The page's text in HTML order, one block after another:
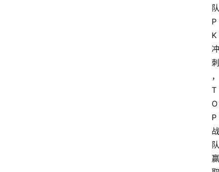
队
P
K
冲
刺
，
T
O
P
战
队
赢